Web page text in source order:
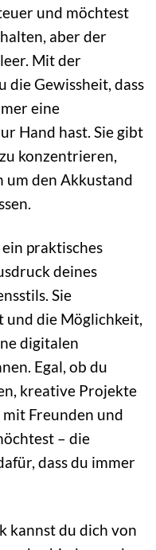
und möchtest
aber der
Mit der
die Gewissheit, dass
eine
Hand hast. Sie gibt
konzentrieren,
um den Akkustand
praktisches
deines
Sie
und die Möglichkeit,
digitalen
Egal, ob du
kreative Projekte
Freunden und
– die
dass du immer
kannst du dich von